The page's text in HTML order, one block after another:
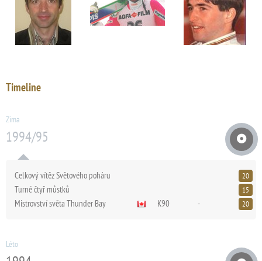
Timeline
Zima
1994/95
Celkový vítěz Světového poháru 20
Turné čtyř můstků 15
Mistrovství světa Thunder Bay K90 - 20
Léto